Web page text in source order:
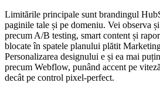
Limitările principale sunt brandingul
paginile tale și pe domeniu. Vei observa
precum A/B testing, smart content și
blocate în spatele planului plătit
Personalizarea designului e și ea mai
precum Webflow, punând accent pe
decât pe control pixel-perfect.